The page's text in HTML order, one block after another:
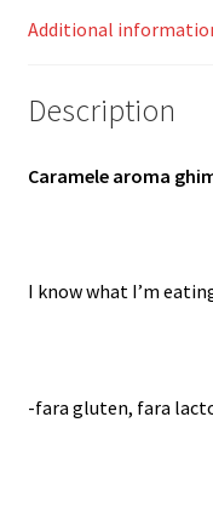
Additional
Description
Caramele aroma
I know what I’m
-fara gluten, fara